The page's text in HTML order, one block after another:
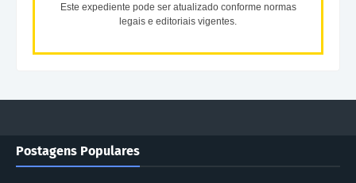
Este expediente pode ser atualizado conforme normas
legais e editoriais vigentes.
Postagens Populares